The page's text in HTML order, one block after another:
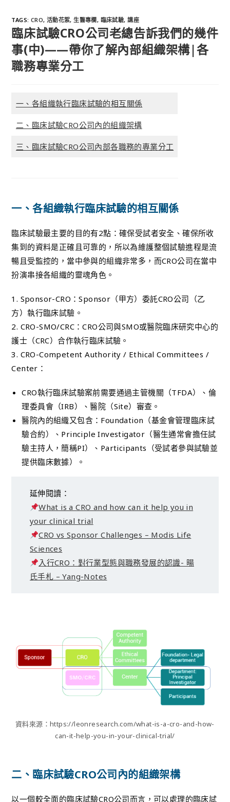
TAGS: CRO, 活動花絮, 生醫專欄, 臨床試驗, 講座
臨床試驗CRO公司老總告訴我們的幾件
事(中)——帶你了解內部組織架構|各
職務專業分工
一、各組織執行臨床試驗的相互關係
二、臨床試驗CRO公司內的組織架構
三、臨床試驗CRO公司內部各職務的專業分工
一、各組織執行臨床試驗的相互關係
臨床試驗最主要的目的有2點：確保受試者安全、確保所收
集到的資料是正確且可靠的，所以為維護整個試驗進程是流
暢且受監控的，當中參與的組織非常多，而CRO公司在當中
扮演串接各組織的靈魂角色。
1. Sponsor-CRO：Sponsor（甲方）委託CRO公司（乙
方）執行臨床試驗。
2. CRO-SMO/CRC：CRO公司與SMO或醫院臨床研究中心的
護士（CRC）合作執行臨床試驗。
3. CRO-Competent Authority / Ethical Committees /
Center：
CRO執行臨床試驗案前需要通過主管機關（TFDA）、倫
理委員會（IRB）、醫院（Site）審查。
醫院內的組織又包含：Foundation（基金會管理臨床試
驗合約）、Principle Investigator（醫生通常會擔任試
驗主持人，簡稱PI）、Participants（受試者參與試驗並
提供臨床數據）。
延伸閱讀：
What is a CRO and how can it help you in
your clinical trial
CRO vs Sponsor Challenges – Modis Life
Sciences
入行CRO：對行業型態與職務發展的認識- 暘
氏手札 – Yang-Notes
資料來源：https://leonresearch.com/what-is-a-cro-and-how-
can-it-help-you-in-your-clinical-trial/
二、臨床試驗CRO公司內的組織架構
以一個較全面的臨床試驗CRO公司而言，可以處理的臨床試